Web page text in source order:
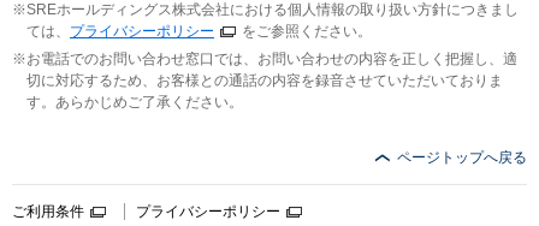
SREホールディングス株式会社における個人情報の取り扱い方針につきまし
ては、 プライバシーポリシー
をご参照ください。
お電話でのお問い合わせ窓口では、お問い合わせの内容を正しく把握し、適
切に対応するため、お客様との通話の内容を録音させていただいておりま
す。あらかじめご了承ください。
ページトップへ戻る
ご利用条件 プライバシーポリシー